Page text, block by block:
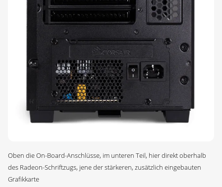
Oben die On-Board-Anschlüsse, im unteren Teil, hier direkt oberhalb
des Radeon-Schriftzugs, jene der stärkeren, zusätzlich eingebauten
Grafikkarte